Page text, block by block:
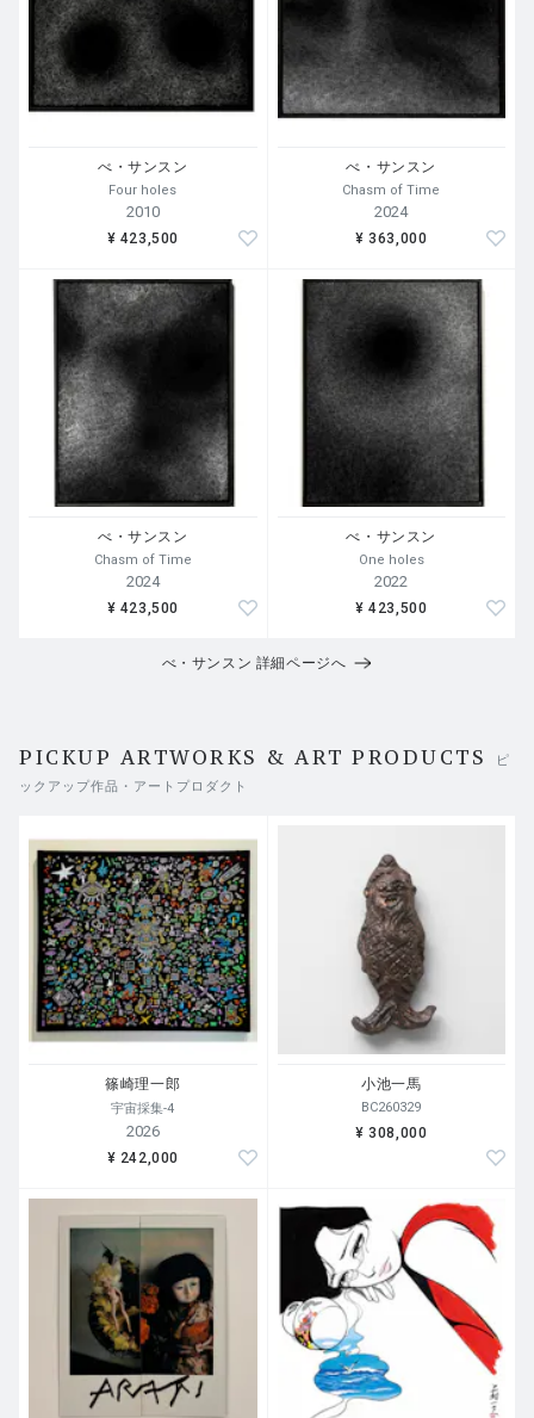
べ・サンスン
Four holes
2010
¥ 423,500
べ・サンスン
Chasm of Time
2024
¥ 363,000
べ・サンスン
Chasm of Time
2024
¥ 423,500
べ・サンスン
One holes
2022
¥ 423,500
べ・サンスン 詳細ページへ
PICKUP ARTWORKS & ART PRODUCTS
ピ
ックアップ作品・アートプロダクト
篠崎理一郎
宇宙採集-4
2026
¥ 242,000
小池一馬
BC260329
¥ 308,000